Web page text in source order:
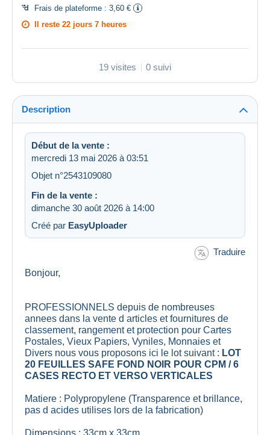
Frais de plateforme : 3,60 €
Il reste 22 jours 7 heures
19 visites 0 suivi
Description
Début de la vente :
mercredi 13 mai 2026 à 03:51
Objet n°2543109080
Fin de la vente :
dimanche 30 août 2026 à 14:00
Créé par EasyUploader
Traduire
Bonjour,
PROFESSIONNELS depuis de nombreuses
annees dans la vente d articles et fournitures de
classement, rangement et protection pour Cartes
Postales, Vieux Papiers, Vyniles, Monnaies et
Divers nous vous proposons ici le lot suivant : LOT
20 FEUILLES SAFE FOND NOIR POUR CPM / 6
CASES RECTO ET VERSO VERTICALES
Matiere : Polypropylene (Transparence et brillance,
pas d acides utilises lors de la fabrication)
Dimensions : 33cm x 33cm